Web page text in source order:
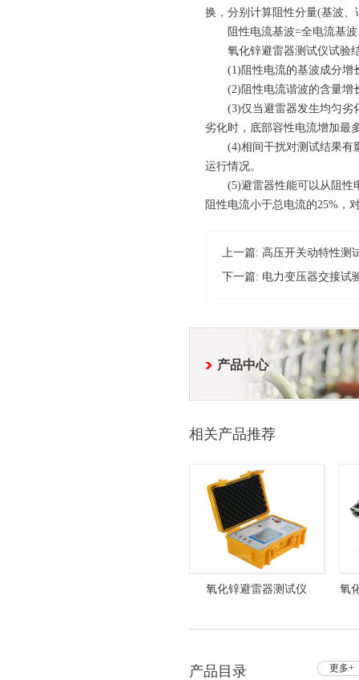
换，分别计算阻性分量(基波
阻性电流基波=全电流基波
氧化锌避雷器测试仪试验
(1)阻性电流的基波成分增长
(2)阻性电流谐波的含量增
(3)仅当避雷器发生均匀劣化
劣化时，底部容性电流增加最
(4)相间干扰对测试结果有影
运行情况。
(5)避雷器性能可以从阻性电
阻性电流小于总电流的25%，
上一篇: 高压开关动特性测
下一篇: 电力变压器交接试
产品中心
相关产品推荐
氧化锌避雷器测试仪 氧
更多+
产品目录